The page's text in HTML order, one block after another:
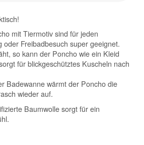
mit Tiermotiv sind für jeden
Freibadbesuch super geeignet.
so kann der Poncho wie ein Kleid
für blickgeschütztes Kuscheln nach
Badewanne wärmt der Poncho die
wieder auf.
Baumwolle sorgt für ein